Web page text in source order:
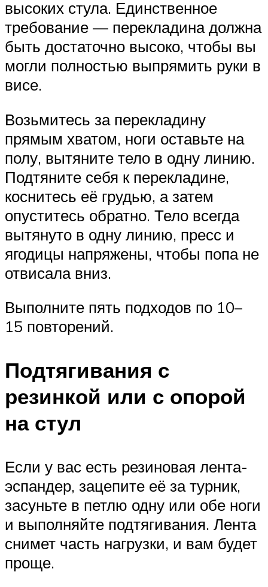
высоких стула. Единственное
требование — перекладина должна
быть достаточно высоко, чтобы вы
могли полностью выпрямить руки в
висе.
Возьмитесь за перекладину
прямым хватом, ноги оставьте на
полу, вытяните тело в одну линию.
Подтяните себя к перекладине,
коснитесь её грудью, а затем
опуститесь обратно. Тело всегда
вытянуто в одну линию, пресс и
ягодицы напряжены, чтобы попа не
отвисала вниз.
Выполните пять подходов по 10–
15 повторений.
Подтягивания с
резинкой или с опорой
на стул
Если у вас есть резиновая лента-
эспандер, зацепите её за турник,
засуньте в петлю одну или обе ноги
и выполняйте подтягивания. Лента
снимет часть нагрузки, и вам будет
проще.